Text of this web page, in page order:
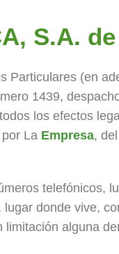
S.A. de
(en
1439,
los efectos
La Empresa,
telefónicos,
donde vive,
alguna